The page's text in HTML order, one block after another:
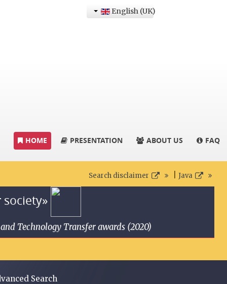
English (UK)
HOME PRESENTATION ABOUT US FAQ
Search disclaimer Java
Technology Transfer awards (2020)
Search